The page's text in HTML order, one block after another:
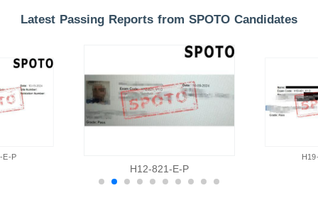
Latest Passing Reports from SPOTO Candidates
E-P
H12-821-E-P